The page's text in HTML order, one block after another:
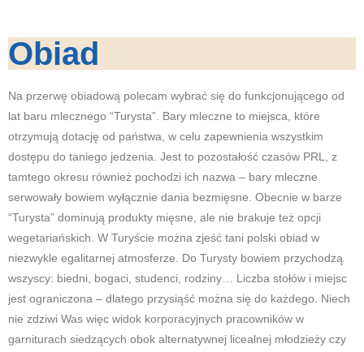
Obiad
Na przerwę obiadową polecam wybrać się do funkcjonującego od
lat baru mlecznego “Turysta”. Bary mleczne to miejsca, które
otrzymują dotację od państwa, w celu zapewnienia wszystkim
dostępu do taniego jedzenia. Jest to pozostałość czasów PRL, z
tamtego okresu również pochodzi ich nazwa – bary mleczne
serwowały bowiem wyłącznie dania bezmięsne. Obecnie w barze
“Turysta” dominują produkty mięsne, ale nie brakuje też opcji
wegetariańskich. W Turyście można zjeść tani polski obiad w
niezwykle egalitarnej atmosferze. Do Turysty bowiem przychodzą
wszyscy: biedni, bogaci, studenci, rodziny… Liczba stołów i miejsc
jest ograniczona – dlatego przysiąść można się do każdego. Niech
nie zdziwi Was więc widok korporacyjnych pracowników w
garniturach siedzących obok alternatywnej licealnej młodzieży czy